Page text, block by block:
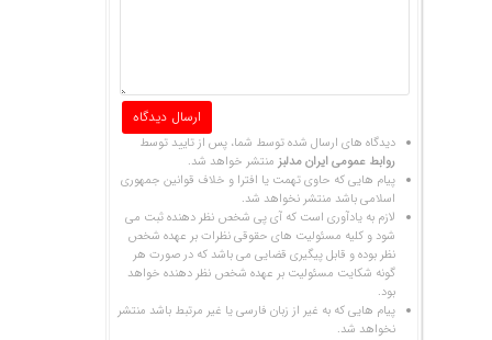
دیدگاه های ارسال شده توسط شما، پس از تایید توسط
روابط عمومی ایران مدلبز منتشر خواهد شد.
پیام هایی که حاوی تهمت یا افترا و خلاف قوانین جمهوری
اسلامی باشد منتشر نخواهد شد.
لازم به یادآوری است که آی پی شخص نظر دهنده ثبت می
شود و کلیه مسئولیت های حقوقی نظرات بر عهده شخص
نظر بوده و قابل پیگیری قضایی می باشد که در صورت هر
گونه شکایت مسئولیت بر عهده شخص نظر دهنده خواهد
بود.
پیام هایی که به غیر از زبان فارسی یا غیر مرتبط باشد منتشر
نخواهد شد.